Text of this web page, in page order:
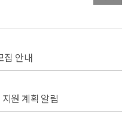
집 안내
원 계획 알림